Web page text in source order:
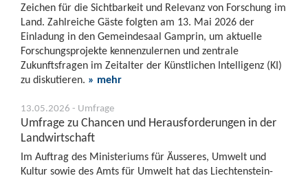
Zeichen für die Sichtbarkeit und Relevanz von Forschung im
Land. Zahlreiche Gäste folgten am 13. Mai 2026 der
Einladung in den Gemeindesaal Gamprin, um aktuelle
Forschungsprojekte kennenzulernen und zentrale
Zukunftsfragen im Zeitalter der Künstlichen Intelligenz (KI)
zu diskutieren. » mehr
13.05.2026 - Umfrage
Umfrage zu Chancen und Herausforderungen in der
Landwirtschaft
Im Auftrag des Ministeriums für Äusseres, Umwelt und
Kultur sowie des Amts für Umwelt hat das Liechtenstein-